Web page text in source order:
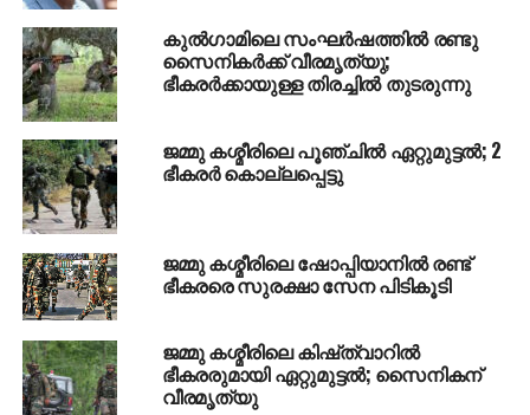
RELATED TOPICS: JAMMU KASHMIR
UP NEXT
വംഗനാട്ടില്‍ മലയാളികളുടെ വീരചരിതം;
സന്തോഷ് ട്രോഫി കിരീടം കേരളത്തിന്‌
കുല്‍ഗാമിലെ സംഘര്‍ഷത്തില്‍ രണ്ടു
സൈനികര്‍ക്ക് വീരമൃത്യു;
ഭീകരര്‍ക്കായുള്ള തിരച്ചില്‍ തുടരുന്നു
ജമ്മു കശ്മീരിലെ പൂഞ്ചില്‍ ഏറ്റുമുട്ടല്‍; 2
ഭീകരര്‍ കൊല്ലപ്പെട്ടു
ജമ്മു കശ്മീരിലെ ഷോപ്പിയാനില്‍ രണ്ട്
ഭീകരരെ സുരക്ഷാ സേന പിടികൂടി
ജമ്മു കശ്മീരിലെ കിഷ്ത്വാറില്‍
ഭീകരരുമായി ഏറ്റുമുട്ടല്‍; സൈനികന്
വീരമൃത്യു